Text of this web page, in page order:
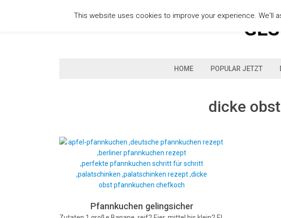
HOME POPULAR JETZT
dicke
Pfannkuchen gelingsicher
This website uses cookies to improve your experience. We'll